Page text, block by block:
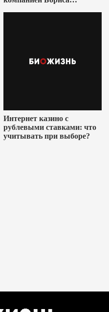
Интернет казино с
рублевыми ставками: что
учитывать при выборе?